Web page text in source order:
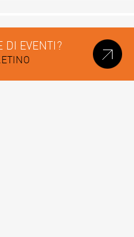
DI EVENTI?